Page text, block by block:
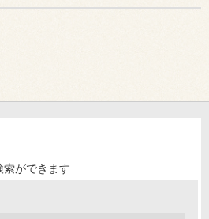
ができます